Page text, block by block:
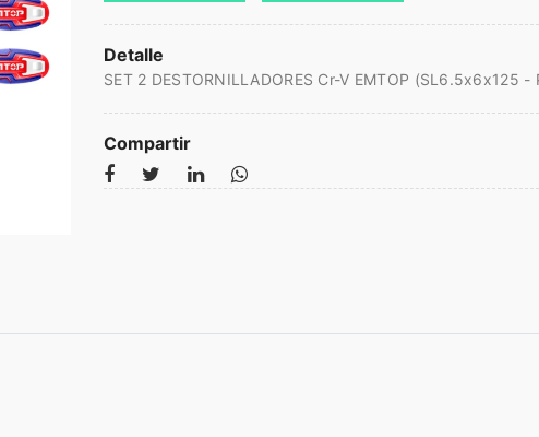
Detalle
SET 2 DESTORNILLADORES Cr-V EMTOP (SL6.5x6x125 -
Compartir